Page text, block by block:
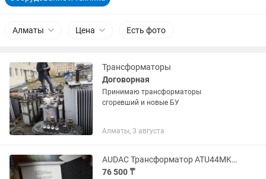
Алматы Цена Есть фото
Трансформаторы
Договорная
Принимаю трансформаторы
сгоревший и новые БУ
Алматы, 3 августа
AUDAC Трансформатор ATU44MK2 новый
76 500 ₸